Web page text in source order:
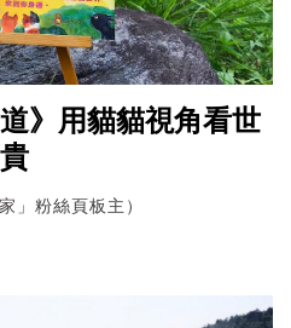
》用貓貓視角看世
」粉絲頁板主）